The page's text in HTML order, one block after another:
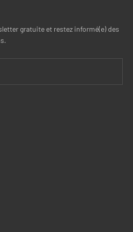
gratuite et restez informé(e) des